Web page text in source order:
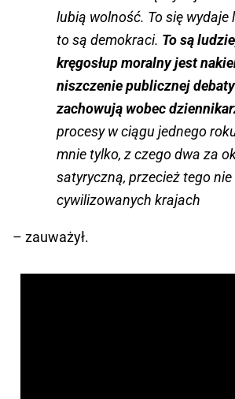
lubią wolność. To się wydaje
to są demokraci. To są
kręgosłup moralny jest
niszczenie publicznej
zachowują wobec
procesy w ciągu jednego
mnie tylko, z czego dwa za
satyryczną, przecież tego
cywilizowanych krajach
– zauważył.